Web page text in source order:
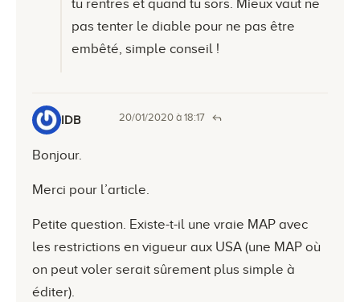
tu rentres et quand tu sors. Mieux vaut ne
pas tenter le diable pour ne pas être
embêté, simple conseil !
IDB 20/01/2020 à 18:17
Bonjour.
Merci pour l’article.
Petite question. Existe-t-il une vraie MAP avec
les restrictions en vigueur aux USA (une MAP où
on peut voler serait sûrement plus simple à
éditer).